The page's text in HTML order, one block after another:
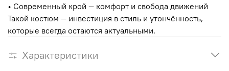
• Современный крой — комфорт и свобода движений
Такой костюм — инвестиция в стиль и утончённость,
которые всегда остаются актуальными.
Характеристики